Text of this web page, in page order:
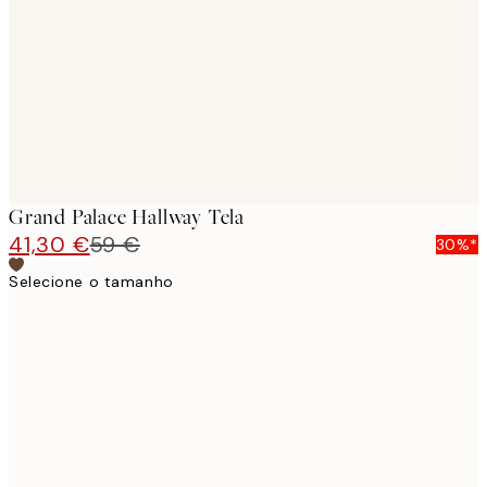
Grand Palace Hallway Tela
41,30 €59 €
30%*
Selecione o tamanho